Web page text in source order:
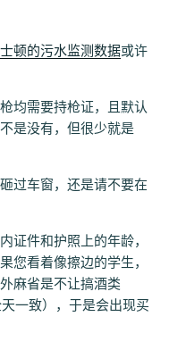
顿的污水监测数据或许
均需要持枪证，且默认
是没有，但很少就是
过车窗，还是请不要在
证件和护照上的年龄，
您看着像擦边的学生，
麻省是不让搞酒类
一致），于是会出现买